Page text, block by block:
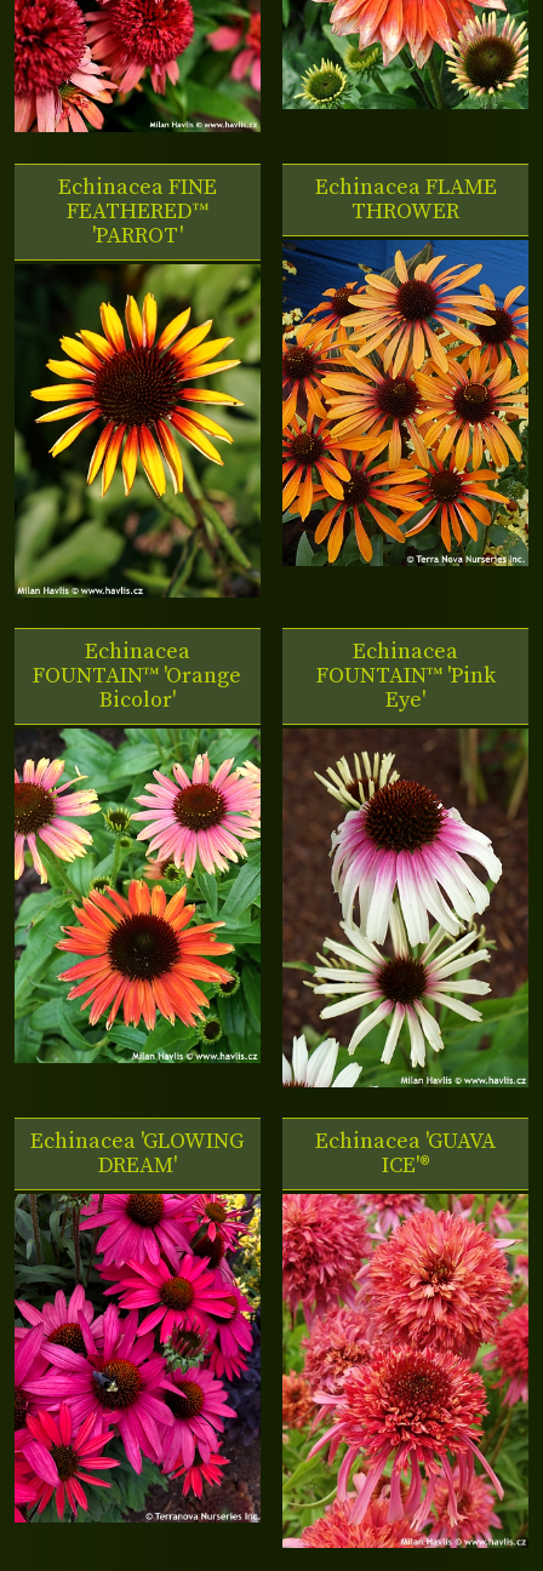
Echinacea FINE
FEATHERED™
'PARROT'
Echinacea FLAME
THROWER
Echinacea
FOUNTAIN™ 'Orange
Bicolor'
Echinacea
FOUNTAIN™ 'Pink
Eye'
Echinacea 'GLOWING
DREAM'
Echinacea 'GUAVA
ICE'®